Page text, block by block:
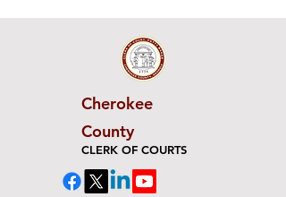
Cherokee
County
CLERK OF COURTS